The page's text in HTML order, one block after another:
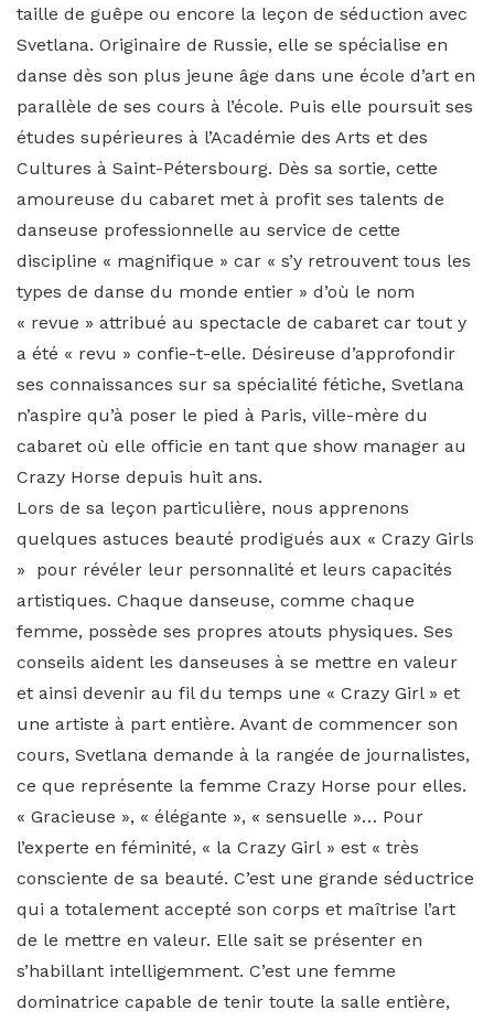
taille de guêpe ou encore la leçon de séduction avec
Svetlana. Originaire de Russie, elle se spécialise en
danse dès son plus jeune âge dans une école d’art en
parallèle de ses cours à l’école. Puis elle poursuit ses
études supérieures à l’Académie des Arts et des
Cultures à Saint-Pétersbourg. Dès sa sortie, cette
amoureuse du cabaret met à profit ses talents de
danseuse professionnelle au service de cette
discipline « magnifique » car « s’y retrouvent tous les
types de danse du monde entier » d’où le nom
« revue » attribué au spectacle de cabaret car tout y
a été « revu » confie-t-elle. Désireuse d’approfondir
ses connaissances sur sa spécialité fétiche, Svetlana
n’aspire qu’à poser le pied à Paris, ville-mère du
cabaret où elle officie en tant que show manager au
Crazy Horse depuis huit ans.
Lors de sa leçon particulière, nous apprenons
quelques astuces beauté prodigués aux « Crazy Girls
» pour révéler leur personnalité et leurs capacités
artistiques. Chaque danseuse, comme chaque
femme, possède ses propres atouts physiques. Ses
conseils aident les danseuses à se mettre en valeur
et ainsi devenir au fil du temps une « Crazy Girl » et
une artiste à part entière. Avant de commencer son
cours, Svetlana demande à la rangée de journalistes,
ce que représente la femme Crazy Horse pour elles.
« Gracieuse », « élégante », « sensuelle »… Pour
l’experte en féminité, « la Crazy Girl » est « très
consciente de sa beauté. C’est une grande séductrice
qui a totalement accepté son corps et maîtrise l’art
de le mettre en valeur. Elle sait se présenter en
s’habillant intelligemment. C’est une femme
dominatrice capable de tenir toute la salle entière,